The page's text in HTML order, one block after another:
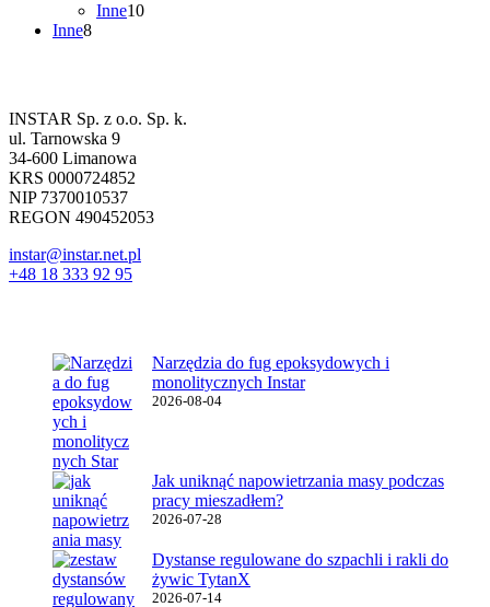
Inne1010
Inne88
INSTAR Sp. z o.o. Sp. k.
ul. Tarnowska 9
34-600 Limanowa
KRS 0000724852
NIP 7370010537
REGON 490452053
instar@instar.net.pl
+48 18 333 92 95
Narzędzia do fug epoksydowych i
monolitycznych Instar
2026-08-04
Jak uniknąć napowietrzania masy podczas
pracy mieszadłem?
2026-07-28
Dystanse regulowane do szpachli i rakli do
żywic TytanX
2026-07-14